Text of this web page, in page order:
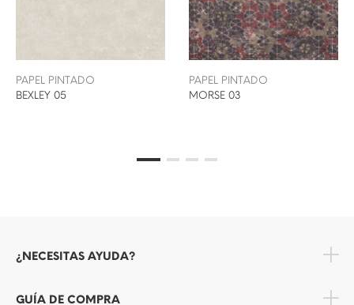
PAPEL PINTADO
BEXLEY 05
PAPEL PINTADO
MORSE 03
¿NECESITAS AYUDA?
GUÍA DE COMPRA